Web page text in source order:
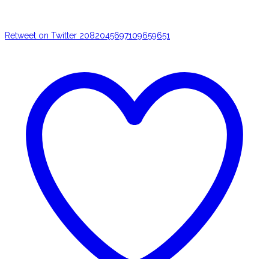
Retweet on Twitter 2082045697109659651